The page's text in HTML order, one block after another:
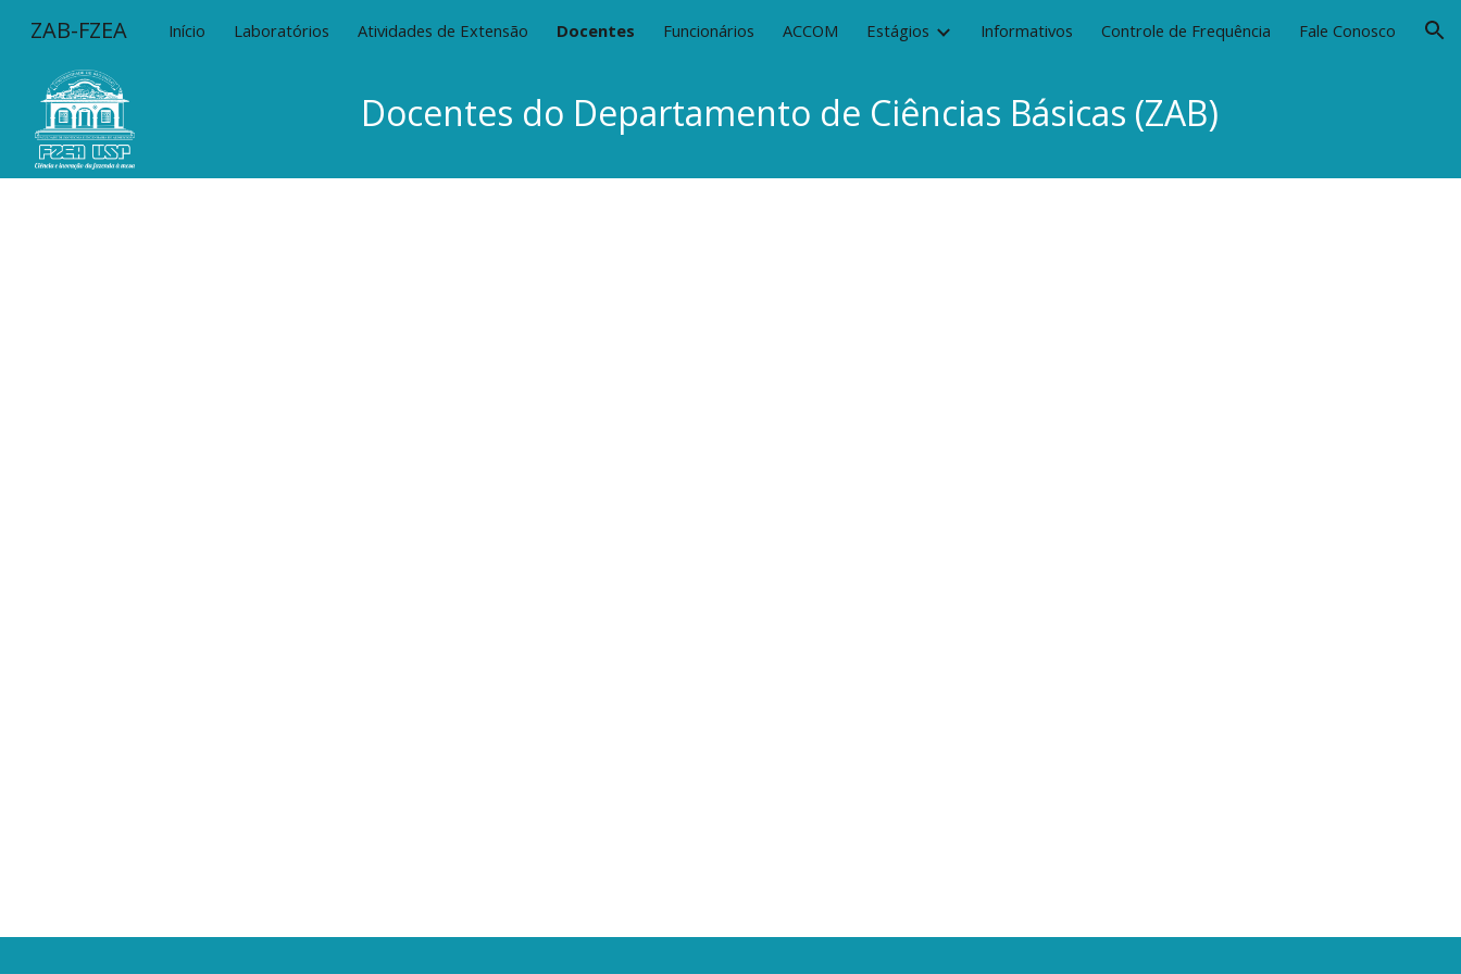
Skip to main content Skip to navigation
ZAB-FZEA Início Laboratórios Atividades de Extensão Docentes Funcionários ACCOM Estágios Informativos Controle de Frequência Fale Conosco
Docentes do Departamento de Ciências Básicas (ZAB)